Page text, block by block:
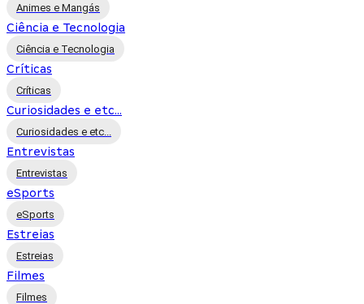
Animes e Mangás
Ciência e Tecnologia
Ciência e Tecnologia
Críticas
Críticas
Curiosidades e etc...
Curiosidades e etc...
Entrevistas
Entrevistas
eSports
eSports
Estreias
Estreias
Filmes
Filmes